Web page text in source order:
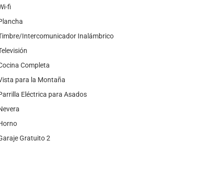
fi
Intercomunicador Inalámbrico
Completa
para la Montaña
Eléctrica para Asados
Gratuito 2